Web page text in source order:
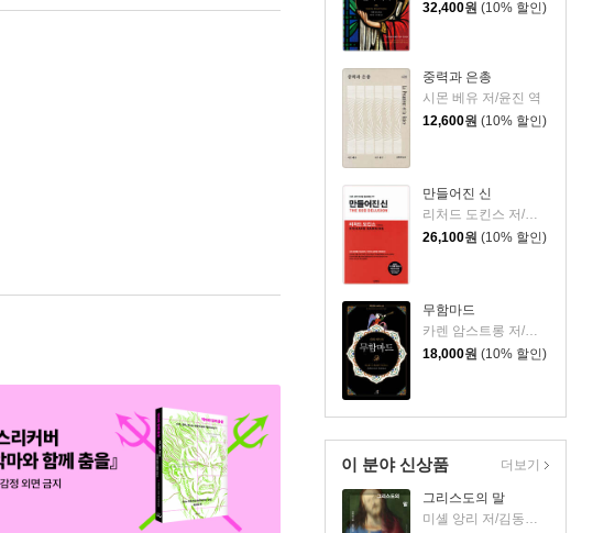
32,400원 (10% 할인)
중력과 은총
시몬 베유 저/윤진 역
12,600원 (10% 할인)
만들어진 신
리처드 도킨스 저/이한음 역
26,100원 (10% 할인)
무함마드
카렌 암스트롱 저/김승완 역
18,000원 (10% 할인)
이 분야 신상품
그리스도의 말
미셸 앙리 저/김동규 역
더보기